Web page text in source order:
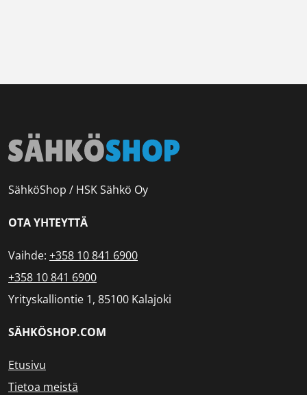
SähköShop / HSK Sähkö Oy
OTA YHTEYTTÄ
Vaihde: +358 10 841 6900
+358 10 841 6900
Yrityskalliontie 1, 85100 Kalajoki
SÄHKÖSHOP.COM
Etusivu
Tietoa meistä